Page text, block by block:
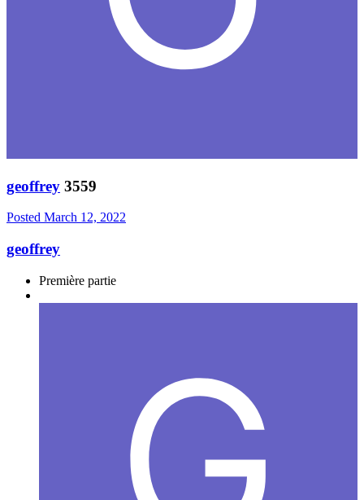
geoffrey 3559
Posted March 12, 2022
geoffrey
Première partie